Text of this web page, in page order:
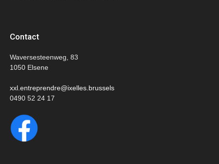
Contact
Waversesteenweg, 83
1050 Elsene
xxl.entreprendre@ixelles.brussels
0490 52 24 17